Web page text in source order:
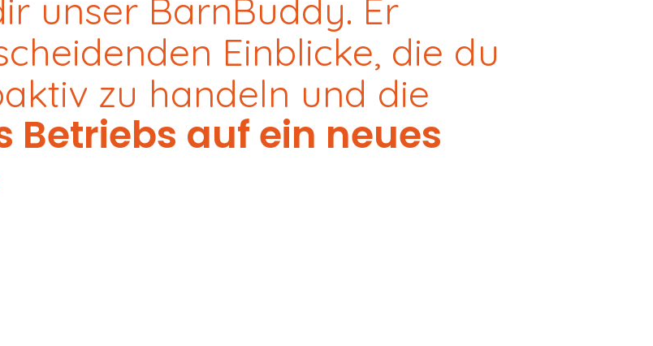
unser BarnBuddy. Er
Einblicke, die du
zu handeln und die
Betriebs auf ein neues